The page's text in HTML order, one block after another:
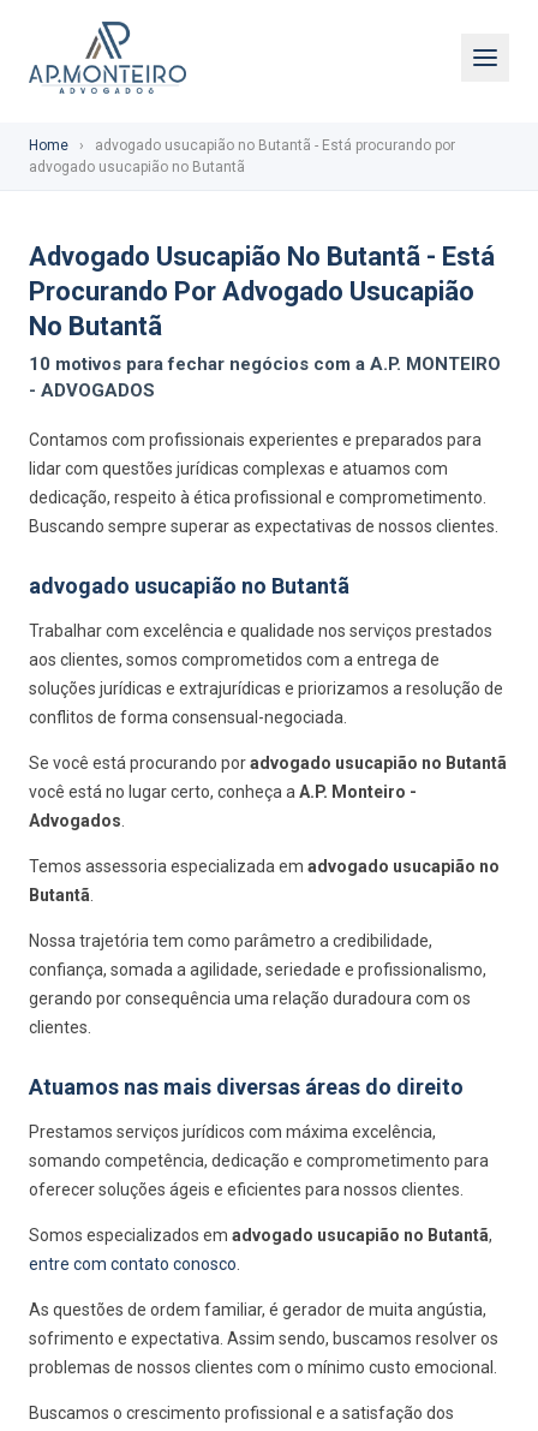
Home ›
advogado usucapião no Butantã - Está procurando por
advogado usucapião no Butantã
Advogado Usucapião No Butantã - Está
Procurando Por Advogado Usucapião
No Butantã
10 motivos para fechar negócios com a A.P. MONTEIRO
- ADVOGADOS
Contamos com profissionais experientes e preparados para
lidar com questões jurídicas complexas e atuamos com
dedicação, respeito à ética profissional e comprometimento.
Buscando sempre superar as expectativas de nossos clientes.
advogado usucapião no Butantã
Trabalhar com excelência e qualidade nos serviços prestados
aos clientes, somos comprometidos com a entrega de
soluções jurídicas e extrajurídicas e priorizamos a resolução de
conflitos de forma consensual-negociada.
Se você está procurando poradvogado usucapião no Butantã
você está no lugar certo, conheça a A.P. Monteiro -
Advogados
Temos assessoria especializada em advogado usucapião no
Butantã
Nossa trajetória tem como parâmetro a credibilidade,
confiança, somada a agilidade, seriedade e profissionalismo,
gerando por consequência uma relação duradoura com os
clientes.
Atuamos nas mais diversas áreas do direito
Prestamos serviços jurídicos com máxima excelência,
somando competência, dedicação e comprometimento para
oferecer soluções ágeis e eficientes para nossos clientes.
Somos especializados em advogado usucapião no Butantã,
entre com contato conosco
As questões de ordem familiar, é gerador de muita angústia,
sofrimento e expectativa. Assim sendo, buscamos resolver os
problemas de nossos clientes com o mínimo custo emocional.
Buscamos o crescimento profissional e a satisfação dos